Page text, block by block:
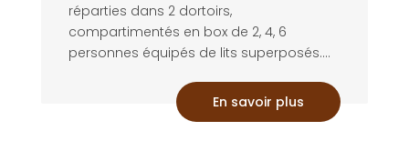
réparties dans 2 dortoirs,
compartimentés en box de 2, 4, 6
personnes équipés de lits superposés....
En savoir plus